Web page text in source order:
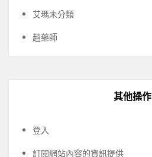
艾瑪未分類
趙藥師
其他操作
登入
訂閱網站內容的資訊提供